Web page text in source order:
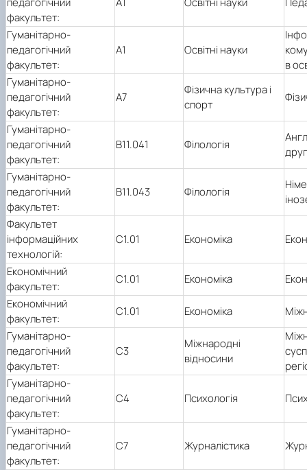
факультет:
Гуманітарно-
педагогічний
факультет:
А1 Освітні науки
в
Гуманітарно-
педагогічний
факультет:
А7
Фізична культура і
спорт
Гуманітарно-
педагогічний
факультет:
В11.041 Філологія
Гуманітарно-
педагогічний
факультет:
В11.043 Філологія
Факультет
інформаційних
технологій:
С1.01 Економіка
Економічний
факультет:
С1.01 Економіка
Економічний
факультет:
С1.01 Економіка
Гуманітарно-
педагогічний
факультет:
С3
Міжнародні
відносини
Гуманітарно-
педагогічний
факультет:
С4 Психологія
Гуманітарно-
педагогічний
факультет:
С7 Журналістика